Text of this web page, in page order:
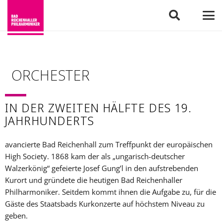
ORCHESTER
IN DER ZWEITEN HÄLFTE DES 19.
JAHRHUNDERTS
avancierte Bad Reichenhall zum Treffpunkt der europäischen
High Society. 1868 kam der als „ungarisch-deutscher
Walzerkönig“ gefeierte Josef Gung’l in den aufstrebenden
Kurort und gründete die heutigen Bad Reichenhaller
Philharmoniker. Seitdem kommt ihnen die Aufgabe zu, für die
Gäste des Staatsbads Kurkonzerte auf höchstem Niveau zu
geben.